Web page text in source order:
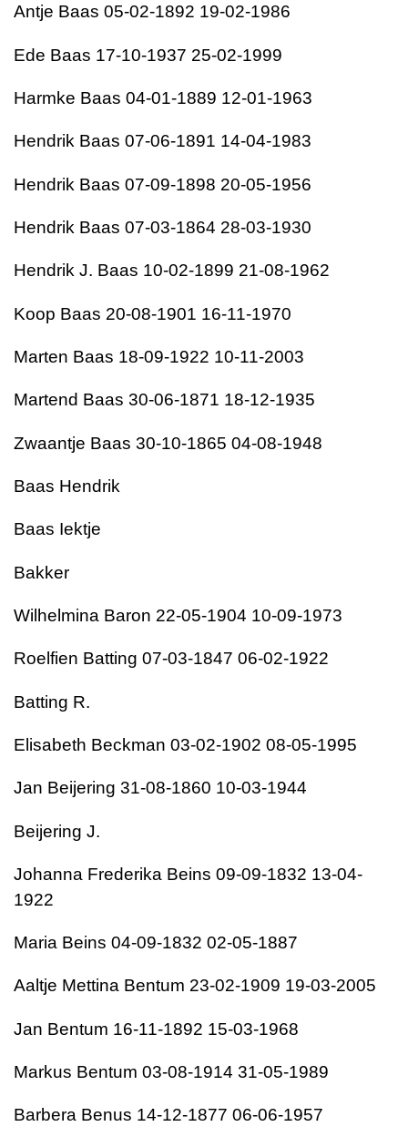
Antje Baas 05-02-1892 19-02-1986
Ede Baas 17-10-1937 25-02-1999
Harmke Baas 04-01-1889 12-01-1963
Hendrik Baas 07-06-1891 14-04-1983
Hendrik Baas 07-09-1898 20-05-1956
Hendrik Baas 07-03-1864 28-03-1930
Hendrik J. Baas 10-02-1899 21-08-1962
Koop Baas 20-08-1901 16-11-1970
Marten Baas 18-09-1922 10-11-2003
Martend Baas 30-06-1871 18-12-1935
Zwaantje Baas 30-10-1865 04-08-1948
Baas Hendrik
Baas Iektje
Bakker
Wilhelmina Baron 22-05-1904 10-09-1973
Roelfien Batting 07-03-1847 06-02-1922
Batting R.
Elisabeth Beckman 03-02-1902 08-05-1995
Jan Beijering 31-08-1860 10-03-1944
Beijering J.
Johanna Frederika Beins 09-09-1832 13-04-
1922
Maria Beins 04-09-1832 02-05-1887
Aaltje Mettina Bentum 23-02-1909 19-03-2005
Jan Bentum 16-11-1892 15-03-1968
Markus Bentum 03-08-1914 31-05-1989
Barbera Benus 14-12-1877 06-06-1957